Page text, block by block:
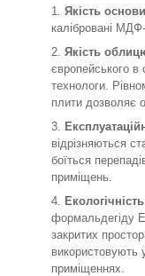
Якість основи
калібровані
Якість
європейського в
технологи.
плити дозволяє
відрізняються
боїться
приміщень.
Екологічність
формальдегіду
закритих
використовують
приміщеннях.